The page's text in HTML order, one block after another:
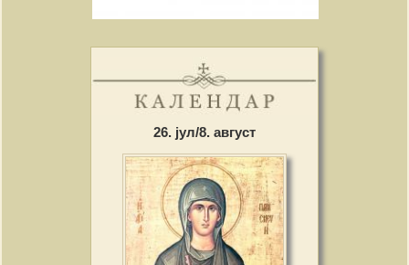
26. јул/8. август